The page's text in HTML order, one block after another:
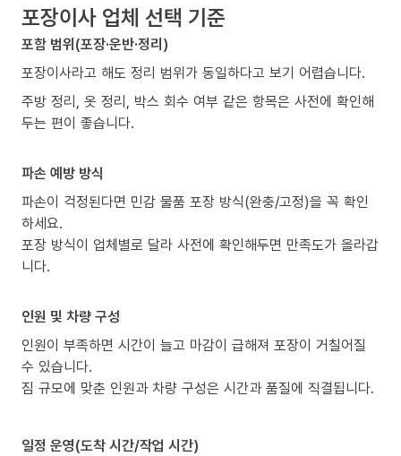
포장이사 업체 선택 기준
포함 범위(포장·운반·정리)
포장이사라고 해도 정리 범위가 동일하다고 보기 어렵습니다.
주방 정리, 옷 정리, 박스 회수 여부 같은 항목은 사전에 확인해
두는 편이 좋습니다.
파손 예방 방식
파손이 걱정된다면 민감 물품 포장 방식(완충/고정)을 꼭 확인
하세요.
포장 방식이 업체별로 달라 사전에 확인해두면 만족도가 올라갑
니다.
인원 및 차량 구성
인원이 부족하면 시간이 늘고 마감이 급해져 포장이 거칠어질
수 있습니다.
짐 규모에 맞춘 인원과 차량 구성은 시간과 품질에 직결됩니다.
일정 운영(도착 시간/작업 시간)